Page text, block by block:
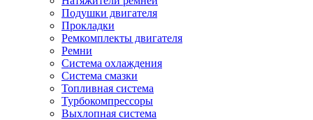
Подушки двигателя
Прокладки
Ремкомплекты двигателя
Ремни
Система охлаждения
Система смазки
Топливная система
Турбокомпрессоры
Выхлопная система